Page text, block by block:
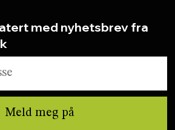
med nyhetsbrev fra